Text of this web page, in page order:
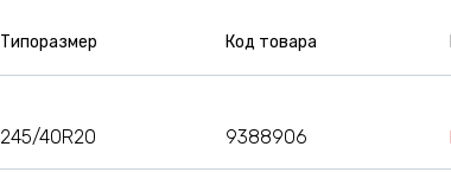
Типоразмер Код товара
245/40R20 9388906